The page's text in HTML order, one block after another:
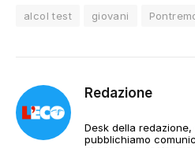
alcol test giovani
Redazione
Desk della
pubblichiamo